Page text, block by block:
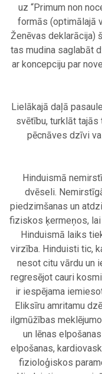
uz “Primum non
formās (optimālajā
Ženēvas deklarācija)
tas mudina saglabāt
ar koncepciju par
Lielākajā daļā
svētību, turklāt
pēcnāves dzīvi
Hinduismā
dvēseli.
piedzimšanas un
fiziskos ķermeņos, lai
Hinduismā laiks
virzība. Hinduisti tic,
nesot citu vārdu un
regresējot cauri
ir iespējama
Eliksīru amritamu
ilgmūžības
un lēnas
elpošanas,
fizioloģiskos